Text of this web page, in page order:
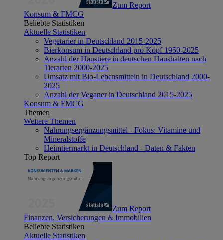
Zum Report
Konsum & FMCG
Beliebte Statistiken
Aktuelle Statistiken
Vegetarier in Deutschland 2015-2025
Bierkonsum in Deutschland pro Kopf 1950-2025
Anzahl der Haustiere in deutschen Haushalten nach
Tierarten 2000-2025
Umsatz mit Bio-Lebensmitteln in Deutschland 2000-
2025
Anzahl der Veganer in Deutschland 2015-2025
Konsum & FMCG
Themen
Weitere Themen
Nahrungsergänzungsmittel - Fokus: Vitamine und
Mineralstoffe
Heimtiermarkt in Deutschland - Daten & Fakten
Top Report
Zum Report
Finanzen, Versicherungen & Immobilien
Beliebte Statistiken
Aktuelle Statistiken